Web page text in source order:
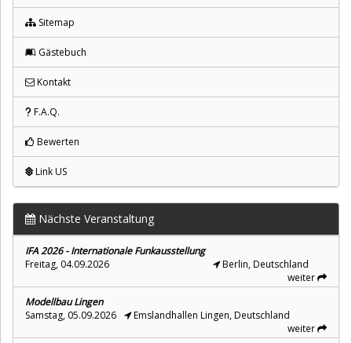
Sitemap
Gästebuch
Kontakt
F.A.Q.
Bewerten
Link US
Nächste Veranstaltung
IFA 2026 - Internationale Funkausstellung
Freitag, 04.09.2026
Berlin, Deutschland
weiter
Modellbau Lingen
Samstag, 05.09.2026
Emslandhallen Lingen, Deutschland
weiter